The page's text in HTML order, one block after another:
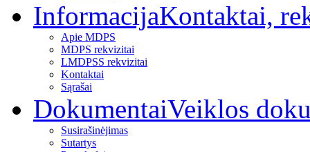
InformacijaKontaktai,
Apie MDPS
MDPS rekvizitai
LMDPSS rekvizitai
Kontaktai
Sąrašai
DokumentaiVeiklos
Susirašinėjimas
Sutartys